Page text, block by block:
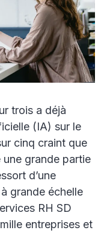
trois a déjà
(IA) sur le
cinq craint que
une grande partie
d’une
grande échelle
RH SD
entreprises et